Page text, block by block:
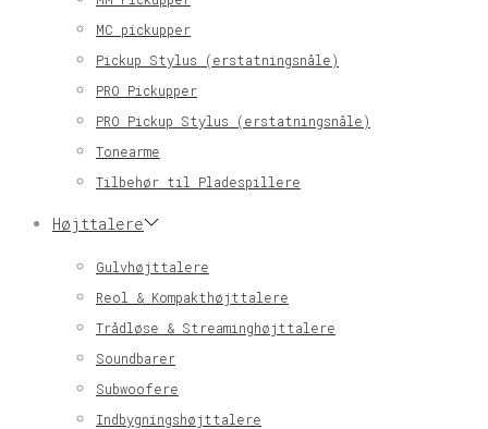
MC pickupper
Pickup Stylus (erstatningsnåle)
PRO Pickupper
PRO Pickup Stylus (erstatningsnåle)
Tonearme
Tilbehør til Pladespillere
Højttalere
Gulvhøjttalere
Reol & Kompakthøjttalere
Trådløse & Streaminghøjttalere
Soundbarer
Subwoofere
Indbygningshøjttalere